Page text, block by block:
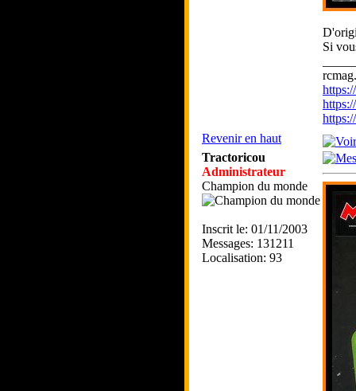
Si
Revenir en haut
Tractoricou
Administrateur
Champion du monde
Inscrit le: 01/11/2003
Messages: 131211
Localisation: 93